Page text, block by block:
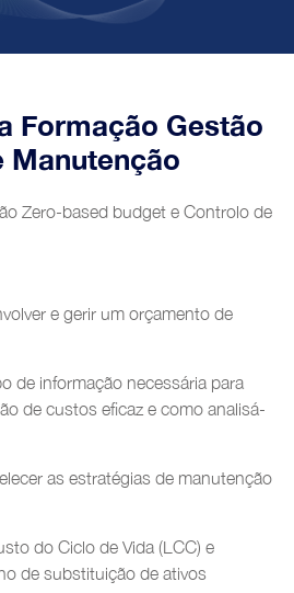
das bebidas
assistance
Formação Gestão
Manutenção
Zero-based budget e Controlo de
e gerir um orçamento de
de informação necessária para
de custos eficaz e como analisá-
as estratégias de manutenção
do Ciclo de Vida (LCC) e
de substituição de ativos